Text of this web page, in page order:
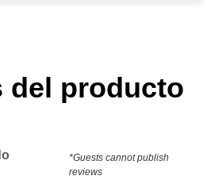
del producto
*Guests cannot publish
reviews